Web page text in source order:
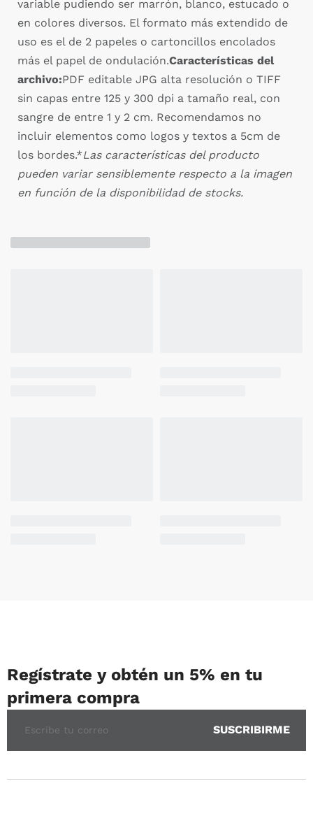
variable pudiendo ser marrón, blanco, estucado o
en colores diversos. El formato más extendido de
uso es el de 2 papeles o cartoncillos encolados
más el papel de ondulación.Características del
archivo:PDF editable JPG alta resolución o TIFF
sin capas entre 125 y 300 dpi a tamaño real, con
sangre de entre 1 y 2 cm. Recomendamos no
incluir elementos como logos y textos a 5cm de
los bordes.*Las características del producto
pueden variar sensiblemente respecto a la imagen
en función de la disponibilidad de stocks.
Regístrate y obtén un 5% en tu
primera compra